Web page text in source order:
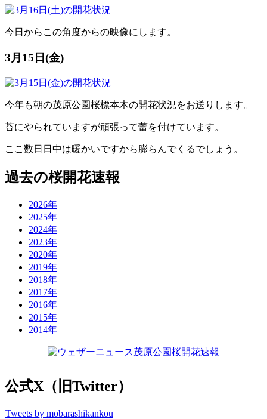
今日からこの角度からの映像にします。
3月15日(金)
今年も朝の茂原公園桜標本木の開花状況をお送りします。
苔にやられていますが頑張って蕾を付けています。
ここ数日日中は暖かいですから膨らんでくるでしょう。
過去の桜開花速報
2026年
2025年
2024年
2023年
2020年
2019年
2018年
2017年
2016年
2015年
2014年
公式X（旧Twitter）
Tweets by mobarashikankou